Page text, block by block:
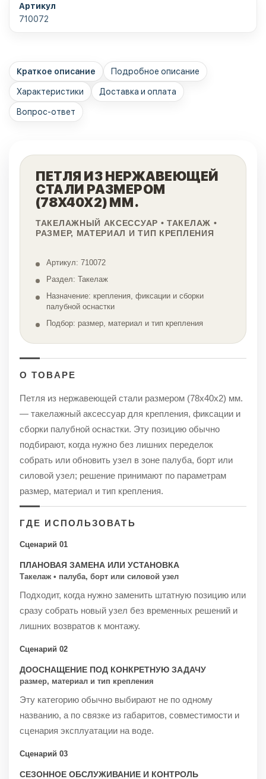
Артикул
710072
Краткое описание Подробное описание
Характеристики Доставка и оплата
Вопрос-ответ
ПЕТЛЯ ИЗ НЕРЖАВЕЮЩЕЙ
СТАЛИ РАЗМЕРОМ
(78Х40Х2) ММ.
ТАКЕЛАЖНЫЙ АКСЕССУАР • ТАКЕЛАЖ •
РАЗМЕР, МАТЕРИАЛ И ТИП КРЕПЛЕНИЯ
Артикул: 710072
Раздел: Такелаж
Назначение: крепления, фиксации и сборки
палубной оснастки
Подбор: размер, материал и тип крепления
О ТОВАРЕ
Петля из нержавеющей стали размером (78х40х2) мм.
— такелажный аксессуар для крепления, фиксации и
сборки палубной оснастки. Эту позицию обычно
подбирают, когда нужно без лишних переделок
собрать или обновить узел в зоне палуба, борт или
силовой узел; решение принимают по параметрам
размер, материал и тип крепления.
ГДЕ ИСПОЛЬЗОВАТЬ
Сценарий 01
ПЛАНОВАЯ ЗАМЕНА ИЛИ УСТАНОВКА
Такелаж • палуба, борт или силовой узел
Подходит, когда нужно заменить штатную позицию или
сразу собрать новый узел без временных решений и
лишних возвратов к монтажу.
Сценарий 02
ДООСНАЩЕНИЕ ПОД КОНКРЕТНУЮ ЗАДАЧУ
размер, материал и тип крепления
Эту категорию обычно выбирают не по одному
названию, а по связке из габаритов, совместимости и
сценария эксплуатации на воде.
Сценарий 03
СЕЗОННОЕ ОБСЛУЖИВАНИЕ И КОНТРОЛЬ